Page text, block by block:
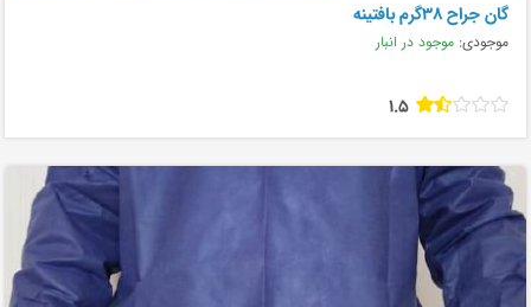
گان جراح ۳۸گرم بافتینه
موجودی: موجود در انبار
1.5